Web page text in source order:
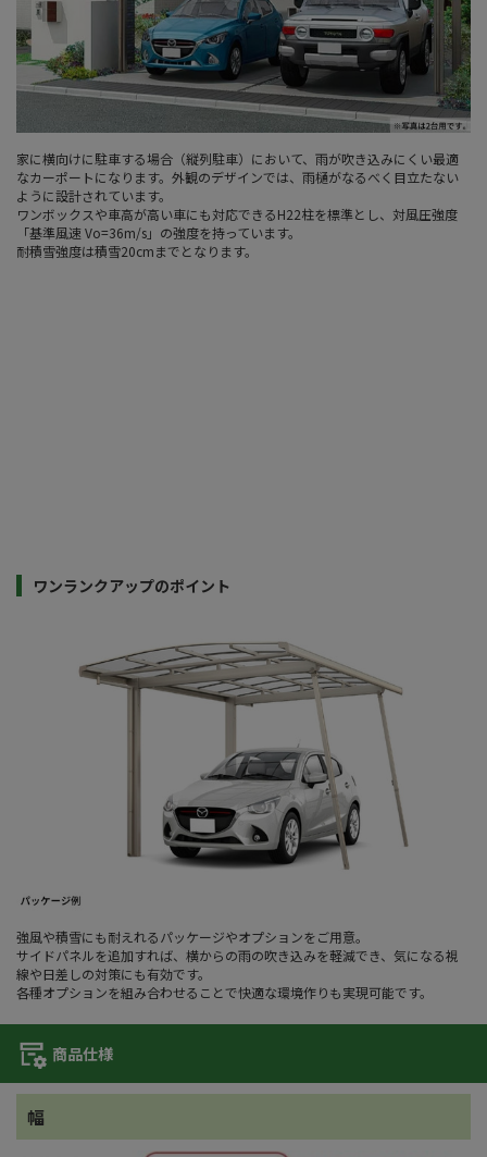
家に横向けに駐車する場合（縦列駐車）において、雨が吹き込みにくい最適
なカーポートになります。外観のデザインでは、雨樋がなるべく目立たない
ように設計されています。
ワンボックスや車高が高い車にも対応できるH22柱を標準とし、対風圧強度
「基準風速 Vo=36m/s」の強度を持っています。
耐積雪強度は積雪20cmまでとなります。
ワンランクアップのポイント
強風や積雪にも耐えれるパッケージやオプションをご用意。
サイドパネルを追加すれば、横からの雨の吹き込みを軽減でき、気になる視
線や日差しの対策にも有効です。
各種オプションを組み合わせることで快適な環境作りも実現可能です。
商品仕様
幅